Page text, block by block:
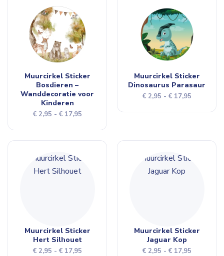
Muurcirkel Sticker
Bosdieren –
Wanddecoratie voor
Kinderen
€2,95 - €17,95Prijsklasse:
Muurcirkel Sticker
Dinosaurus Parasaur
€2,95 - €17,95
Muurcirkel Sticker
Hert Silhouet
€2,95 - €17,95Prijsklasse:
Muurcirkel Sticker
Jaguar Kop
€2,95 - €17,95